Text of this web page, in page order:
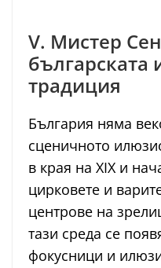
V. Мистер
българската
традиция
България няма
сценичното
в края на XIX и
цирковете и
центрове на
тази среда се
фокусници и